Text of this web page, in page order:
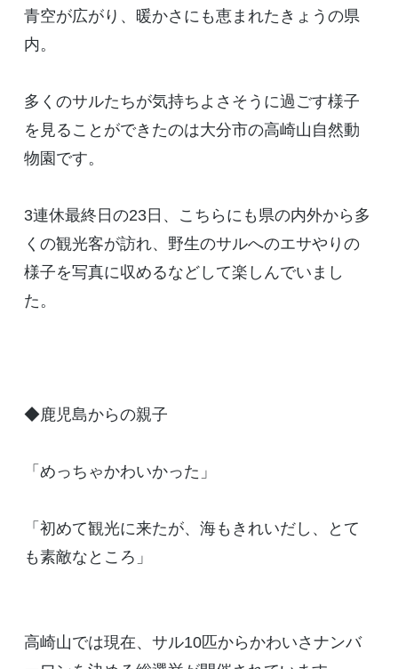
青空が広がり、暖かさにも恵まれたきょうの県
内。
多くのサルたちが気持ちよさそうに過ごす様子
を見ることができたのは大分市の高崎山自然動
物園です。
3連休最終日の23日、こちらにも県の内外から多
くの観光客が訪れ、野生のサルへのエサやりの
様子を写真に収めるなどして楽しんでいまし
た。
◆鹿児島からの親子
「めっちゃかわいかった」
「初めて観光に来たが、海もきれいだし、とて
も素敵なところ」
高崎山では現在、サル10匹からかわいさナンバ